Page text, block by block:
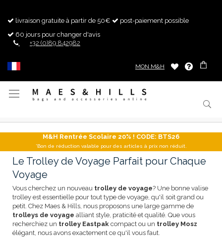
livraison gratuite à partir de 50€
post-paiement possible
60 jours pour changer d'avis
+32 (0)89 842982
MON M&H
Basculer
M&H Rentrée Scolaire 20% ! CODE: BTS26
*Bon de réduction valable pour des articles à prix non réduit.
Le Trolley de Voyage Parfait pour Chaque
Voyage
Vous cherchez un nouveau trolley de voyage? Une bonne valise
trolley est essentielle pour tout type de voyage, qu'il soit grand ou
petit. Chez Maes & Hills, nous proposons une large gamme de
trolleys de voyage alliant style, praticité et qualité. Que vous
recherchiez un trolley Eastpak compact ou un trolley Mosz
élégant, nous avons exactement ce qu'il vous faut.